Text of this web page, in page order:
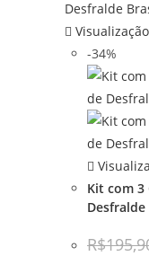
-34%
Kit com 3
Desfralde
R$